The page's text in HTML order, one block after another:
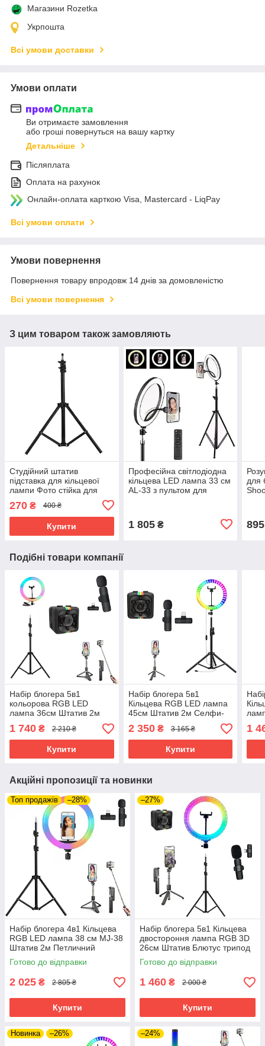
Магазини Rozetka
Укрпошта
Всі умови доставки
Умови оплати
Ви отримаєте замовлення
або гроші повернуться на вашу картку
Детальніше
Післяплата
Оплата на рахунок
Онлайн-оплата карткою Visa, Mastercard - LiqPay
Всі умови оплати
Умови повернення
Повернення товару впродовж 14 днів за домовленістю
Всі умови повернення
З цим товаром також замовляють
Студійний штатив
підставка для кільцевої
лампи Фото стійка для
світла LED ламп 2 м
270 ₴ 400 ₴
Купити
Професійна світлодіодна
кільцева LED лампа 33 см
AL-33 з пультом для
1 805₴
для
895
Подібні товари компанії
Набір блогера 5в1
кольорова RGB LED
лампа 36см Штатив 2м
Селфі-трипод Bluetooth
екшн камера Петличний
мікрофон
1 740 ₴ 2 210 ₴
Купити
Набір блогера 5в1
Кільцева RGB LED лампа
45см Штатив 2м Селфи-
трипод Bluetooth екшн
камера Петличний
мікрофон
2 350₴ 3 165 ₴
Купити
1
Акційні пропозиції та новинки
Топ продажів –28%
Набір блогера 4в1 Кільцева
RGB LED лампа 38 см MJ-38
Штатив 2м Петличний
мікрофон Селфи-трипод
Bluetooth
Готово до відправки
2 025 ₴ 2 805 ₴
Купити
–27%
Набір блогера 5в1 Кільцева
двостороння лампа RGB 3D
26см Штатив Блютус трипод
Петличний мікрофон Екш
камера
Готово до відправки
1 460 ₴ 2 000 ₴
Купити
Новинка –26% –24%